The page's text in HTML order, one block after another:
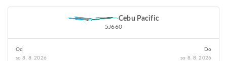
Cebu Pacific
5J660
Od
so 8. 8. 2026
Do
so 8. 8. 2026